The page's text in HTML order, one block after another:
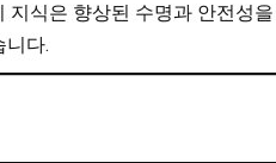
식은 향상된 수명과 안전성
니다.